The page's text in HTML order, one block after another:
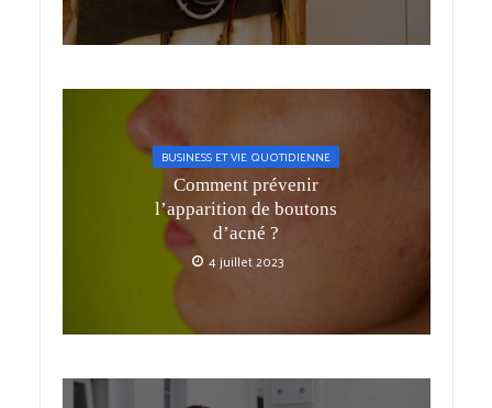
BUSINESS ET VIE QUOTIDIENNE
Comment prévenir
l’apparition de boutons
d’acné ?
4 juillet 2023